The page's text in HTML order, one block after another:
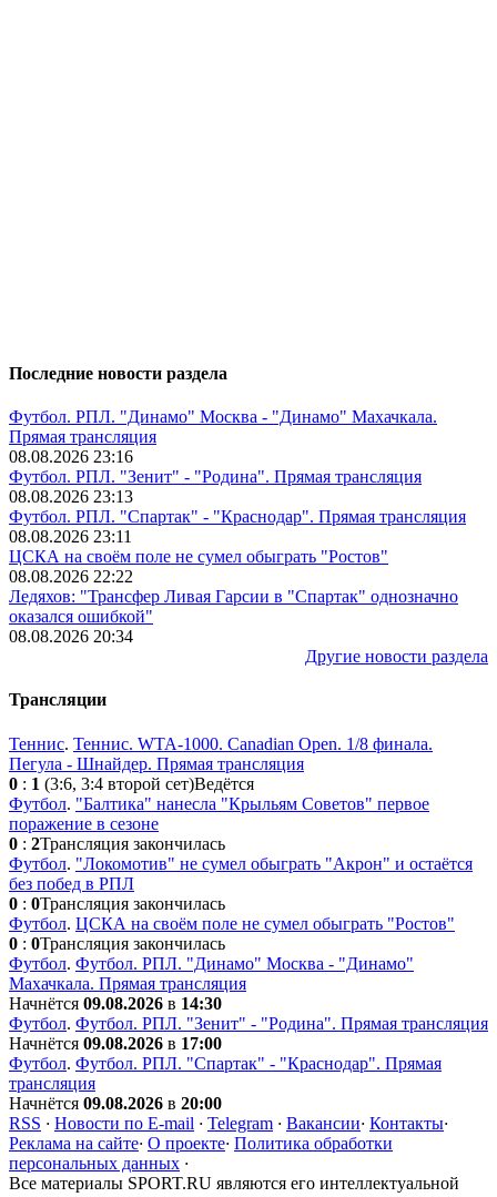
Последние новости раздела
Футбол. РПЛ. "Динамо" Москва - "Динамо" Махачкала.
Прямая трансляция
08.08.2026 23:16
Футбол. РПЛ. "Зенит" - "Родина". Прямая трансляция
08.08.2026 23:13
Футбол. РПЛ. "Спартак" - "Краснодар". Прямая трансляция
08.08.2026 23:11
ЦСКА на своём поле не сумел обыграть "Ростов"
08.08.2026 22:22
Ледяхов: "Трансфер Ливая Гарсии в "Спартак" однозначно
оказался ошибкой"
08.08.2026 20:34
Другие новости раздела
Трансляции
Теннис. Теннис. WTA-1000. Canadian Open. 1/8 финала.
Пегула - Шнайдер. Прямая трансляция
0 : 1 (3:6, 3:4 второй сет)Ведётся
Футбол. "Балтика" нанесла "Крыльям Советов" первое
поражение в сезоне
0 : 2Трансляция закончилась
Футбол. "Локомотив" не сумел обыграть "Акрон" и остаётся
без побед в РПЛ
0 : 0Трансляция закончилась
Футбол. ЦСКА на своём поле не сумел обыграть "Ростов"
0 : 0Трансляция закончилась
Футбол. Футбол. РПЛ. "Динамо" Москва - "Динамо"
Махачкала. Прямая трансляция
Начнётся 09.08.2026 в 14:30
Футбол. Футбол. РПЛ. "Зенит" - "Родина". Прямая трансляция
Начнётся 09.08.2026 в 17:00
Футбол. Футбол. РПЛ. "Спартак" - "Краснодар". Прямая
трансляция
Начнётся 09.08.2026 в 20:00
RSS · Новости по E-mail · Telegram · Вакансии· Контакты·
Реклама на сайте· О проекте· Политика обработки
персональных данных ·
Все материалы SPORT.RU являются его интеллектуальной